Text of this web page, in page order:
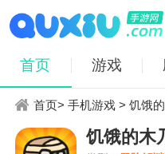
首页 游戏
首页>手机游戏 > 饥饿
饥饿的木